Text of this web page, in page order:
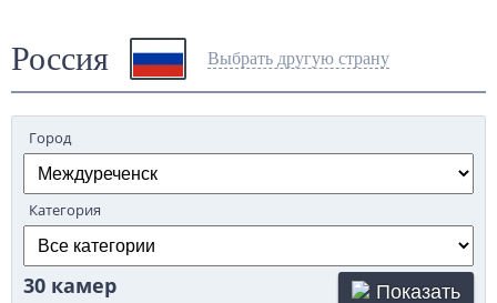
Россия Выбрать другую страну
Город
Категория
30 камер Показать